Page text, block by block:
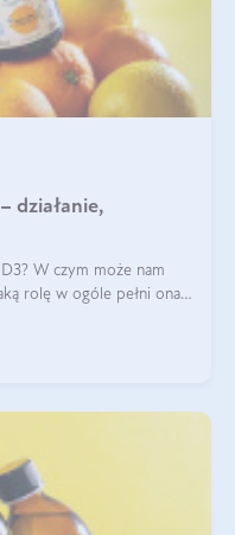
działanie,
W czym może nam
rolę w ogóle pełni ona